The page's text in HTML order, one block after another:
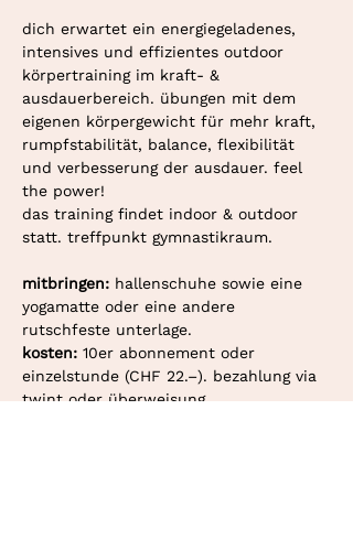
dich erwartet ein energiegeladenes,
intensives und effizientes outdoor
körpertraining im kraft- &
ausdauerbereich. übungen mit dem
eigenen körpergewicht für mehr kraft,
rumpfstabilität, balance, flexibilität
und verbesserung der ausdauer. feel
the power!
das training findet indoor & outdoor
statt. treffpunkt gymnastikraum.
mitbringen: hallenschuhe sowie eine
yogamatte oder eine andere
rutschfeste unterlage.
kosten: 10er abonnement oder
einzelstunde (CHF 22.–). bezahlung via
twint oder überweisung.